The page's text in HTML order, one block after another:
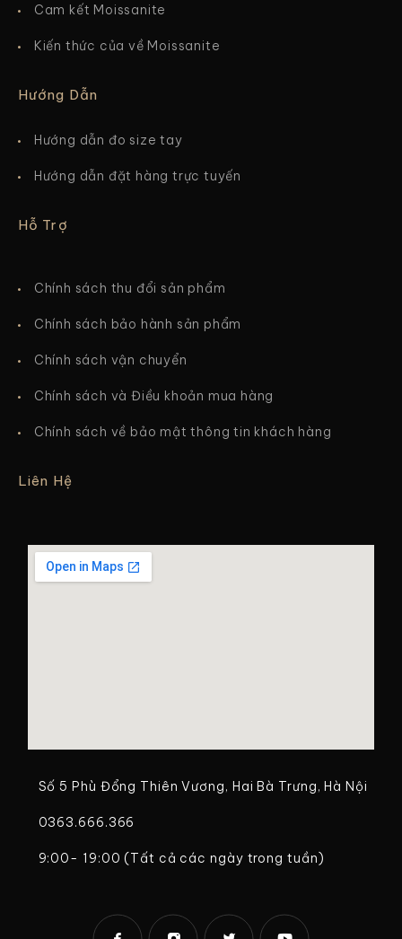
Cam kết Moissanite
Kiến thức của về Moissanite
Hướng Dẫn
Hướng dẫn đo size tay
Hướng dẫn đặt hàng trực tuyến
Hỗ Trợ
Chính sách thu đổi sản phẩm
Chính sách bảo hành sản phẩm
Chính sách vận chuyển
Chính sách và Điều khoản mua hàng
Chính sách về bảo mật thông tin khách hàng
Liên Hệ
Số 5 Phù Đổng Thiên Vương, Hai Bà Trưng, Hà Nội
0363.666.366
9:00- 19:00 (Tất cả các ngày trong tuần)